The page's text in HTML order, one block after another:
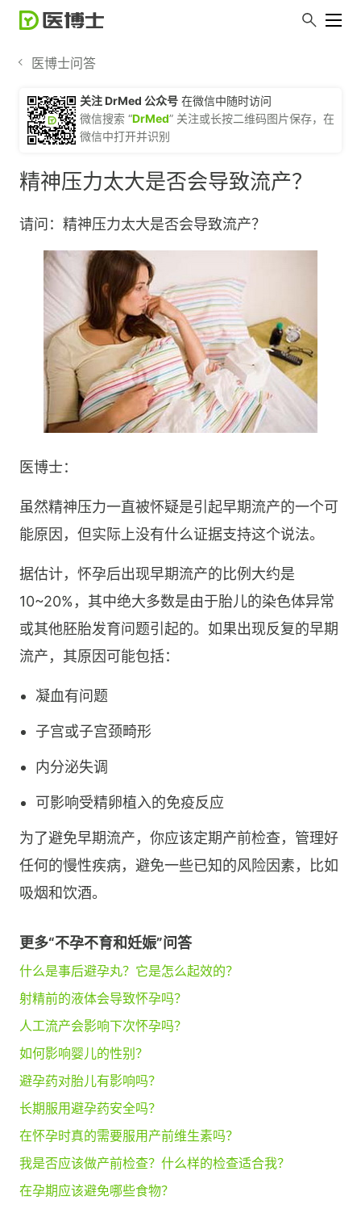
医博士问答
关注 DrMed 公众号 在微信中随时访问
微信搜索 “DrMed” 关注或长按二维码图片保存，在
微信中打开并识别
精神压力太大是否会导致流产？
请问：精神压力太大是否会导致流产？
医博士：
虽然精神压力一直被怀疑是引起早期流产的一个可
能原因，但实际上没有什么证据支持这个说法。
据估计，怀孕后出现早期流产的比例大约是
10~20%，其中绝大多数是由于胎儿的染色体异常
或其他胚胎发育问题引起的。如果出现反复的早期
流产，其原因可能包括：
凝血有问题
子宫或子宫颈畸形
内分泌失调
可影响受精卵植入的免疫反应
为了避免早期流产，你应该定期产前检查，管理好
任何的慢性疾病，避免一些已知的风险因素，比如
吸烟和饮酒。
更多“不孕不育和妊娠”问答
什么是事后避孕丸？它是怎么起效的？
射精前的液体会导致怀孕吗？
人工流产会影响下次怀孕吗？
如何影响婴儿的性别？
避孕药对胎儿有影响吗？
长期服用避孕药安全吗？
在怀孕时真的需要服用产前维生素吗？
我是否应该做产前检查？什么样的检查适合我？
在孕期应该避免哪些食物？